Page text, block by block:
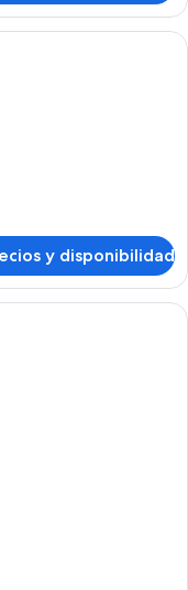
doble con ropa de cama
y disponibilidad